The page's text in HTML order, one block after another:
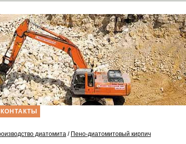
КОНТАКТЫ
диатомита / Пено-диатомитовый кирпич